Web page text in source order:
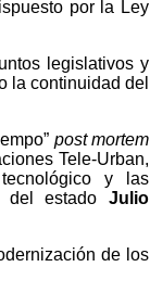
por la Ley
legislativos y
la continuidad del
post mortem
Tele-Urban,
y las
del estado Julio
de los